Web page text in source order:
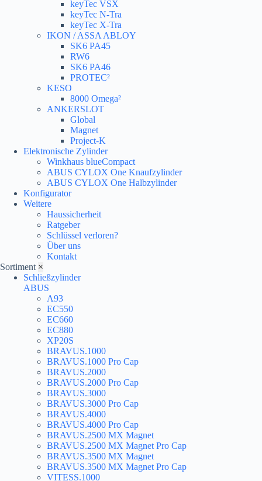
keyTec VSX
keyTec N-Tra
keyTec X-Tra
IKON / ASSA ABLOY
SK6 PA45
RW6
SK6 PA46
PROTEC²
KESO
8000 Omega²
ANKERSLOT
Global
Magnet
Project-K
Elektronische Zylinder
Winkhaus blueCompact
ABUS CYLOX One Knaufzylinder
ABUS CYLOX One Halbzylinder
Konfigurator
Weitere
Haussicherheit
Ratgeber
Schlüssel verloren?
Über uns
Kontakt
Sortiment ×
Schließzylinder
ABUS
A93
EC550
EC660
EC880
XP20S
BRAVUS.1000
BRAVUS.1000 Pro Cap
BRAVUS.2000
BRAVUS.2000 Pro Cap
BRAVUS.3000
BRAVUS.3000 Pro Cap
BRAVUS.4000
BRAVUS.4000 Pro Cap
BRAVUS.2500 MX Magnet
BRAVUS.2500 MX Magnet Pro Cap
BRAVUS.3500 MX Magnet
BRAVUS.3500 MX Magnet Pro Cap
VITESS.1000